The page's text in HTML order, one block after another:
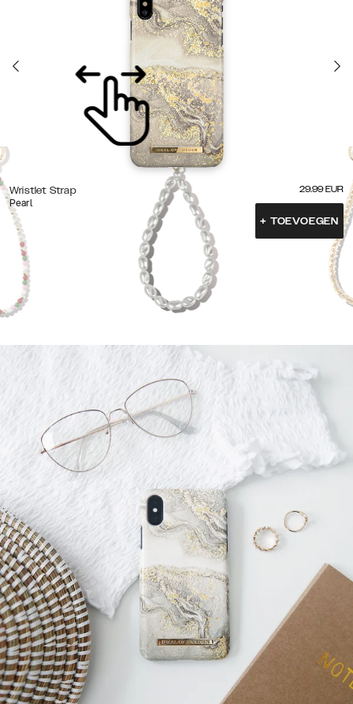
Wristlet Strap
Pearl
29.99 EUR
+ TOEVOEGEN